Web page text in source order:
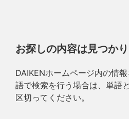
お探しの内容は見つか
DAIKENホームページ内の情
語で検索を行う場合は、単語
区切ってください。